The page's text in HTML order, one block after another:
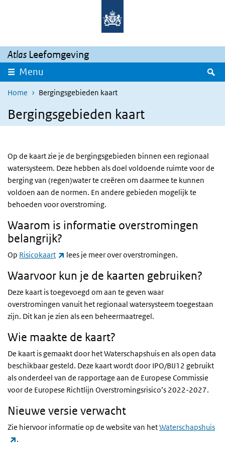
Overslaan en naar de inhoud gaan
Atlas Leefomgeving
Menu
Home Bergingsgebieden kaart
Bergingsgebieden kaart
Op de kaart zie je de bergingsgebieden binnen een regionaal
watersysteem. Deze hebben als doel voldoende ruimte voor de
berging van (regen)water te creëren om daarmee te kunnen
voldoen aan de normen. En andere gebieden mogelijk te
behoeden voor overstroming.
Waarom is informatie overstromingen
belangrijk?
Op Risicokaart (externe link)
lees je meer over overstromingen.
Waarvoor kun je de kaarten gebruiken?
Deze kaart is toegevoegd om aan te geven waar
overstromingen vanuit het regionaal watersysteem toegestaan
zijn. Dit kan je zien als een beheermaatregel.
Wie maakte de kaart?
De kaart is gemaakt door het Waterschapshuis en als open data
beschikbaar gesteld. Deze kaart wordt door IPO/BIJ12 gebruikt
als onderdeel van de rapportage aan de Europese Commissie
voor de Europese Richtlijn Overstromingsrisico’s 2022-2027.
Nieuwe versie verwacht
Zie hiervoor informatie op de website van hetWaterschapshuis
(externe link)
.